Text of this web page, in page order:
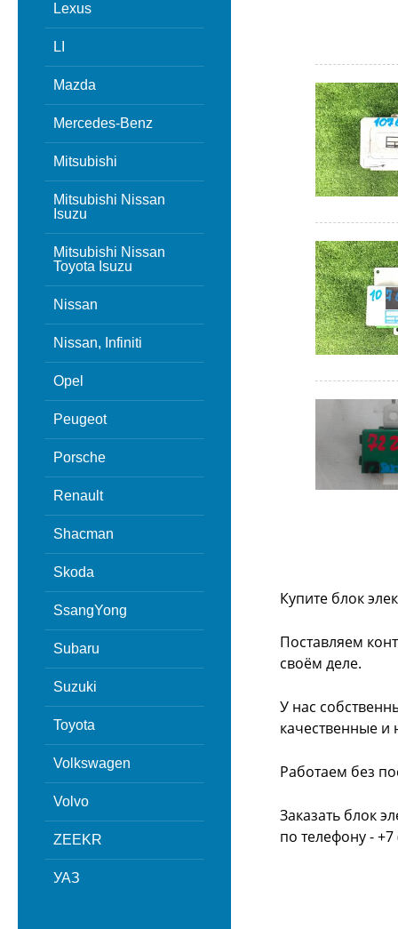
Lexus
LI
Mazda
Mercedes-Benz
Mitsubishi
Mitsubishi Nissan
Isuzu
Mitsubishi Nissan
Toyota Isuzu
Nissan
Nissan, Infiniti
Opel
Peugeot
Porsche
Renault
Shacman
Skoda
SsangYong
Subaru
Suzuki
Toyota
Volkswagen
Volvo
ZEEKR
УАЗ
Купите блок
Поставляем
своём деле.
У нас
качественные и
Работаем без
Заказать блок
по телефону -